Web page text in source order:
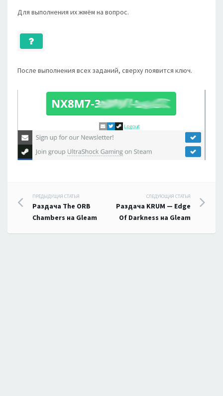
Для выполнения их жмём на вопрос.
После выполнения всех заданий, сверху появится ключ.
Навигация
по
записям
ПРЕДЫДУЩАЯ СТАТЬЯ
Раздача The ORB
Chambers на Gleam
СЛЕДУЮЩАЯ СТАТЬЯ
Раздача KRUM — Edge
Of Darkness на Gleam